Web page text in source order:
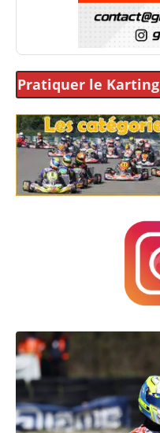
Pratiquer le Karting